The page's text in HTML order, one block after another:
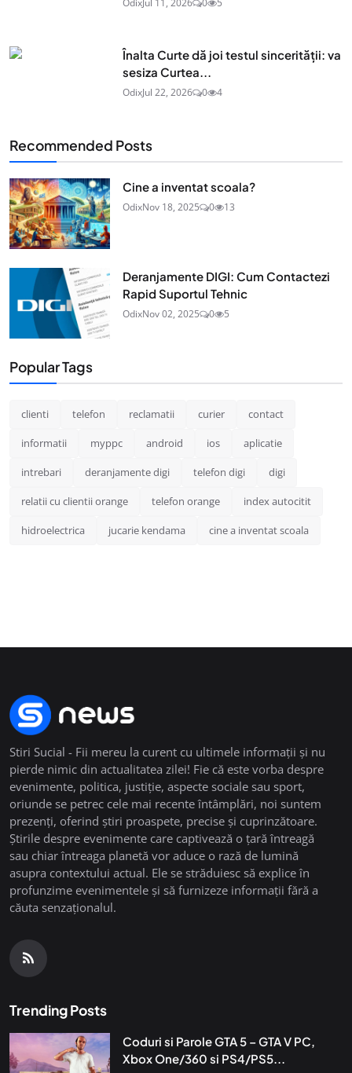
Înalta Curte dă joi testul sincerității: va
sesiza Curtea...
OdixJul 22, 2026 0 4
Recommended Posts
Cine a inventat scoala?
OdixNov 18, 2025 0 13
Deranjamente DIGI: Cum Contactezi
Rapid Suportul Tehnic
OdixNov 02, 2025 0 5
Popular Tags
clienti telefon reclamatii curier contact
informatii myppc android ios aplicatie
intrebari deranjamente digi telefon digi digi
relatii cu clientii orange telefon orange index autocitit
hidroelectrica jucarie kendama cine a inventat scoala
Stiri Sucial - Fii mereu la curent cu ultimele informații și nu
pierde nimic din actualitatea zilei! Fie că este vorba despre
evenimente, politica, justiție, aspecte sociale sau sport,
oriunde se petrec cele mai recente întâmplări, noi suntem
prezenți, oferind știri proaspete, precise și cuprinzătoare.
Știrile despre evenimente care captivează o țară întreagă
sau chiar întreaga planetă vor aduce o rază de lumină
asupra contextului actual. Ele se străduiesc să explice în
profunzime evenimentele și să furnizeze informații fără a
căuta senzaționalul.
Trending Posts
Coduri si Parole GTA 5 – GTA V PC,
Xbox One/360 si PS4/PS5...